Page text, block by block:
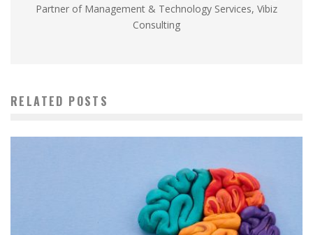
Partner of Management & Technology Services, Vibiz
Consulting
RELATED POSTS